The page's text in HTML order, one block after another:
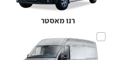
רנו מאסטר